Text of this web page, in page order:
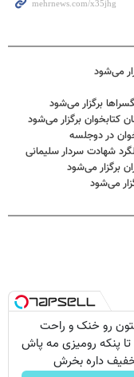
می‌شود
برگزار می‌شود
کتابخوان برگزار می‌شود
در دوجلسه
شهادت سردار سلیمانی
برگزار می‌شود
می‌شود
رو خنک و راحت
پنکه رومیزی مه پاش
داره بخرش